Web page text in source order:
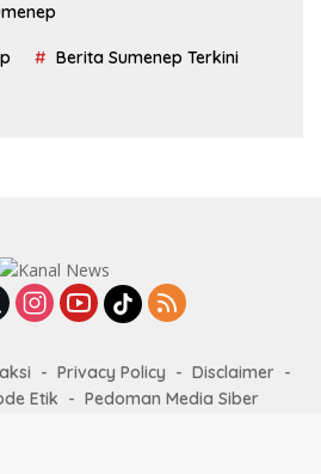
Berita Sumenep Terkini
Privacy Policy
Disclaimer
Etik
Pedoman Media Siber